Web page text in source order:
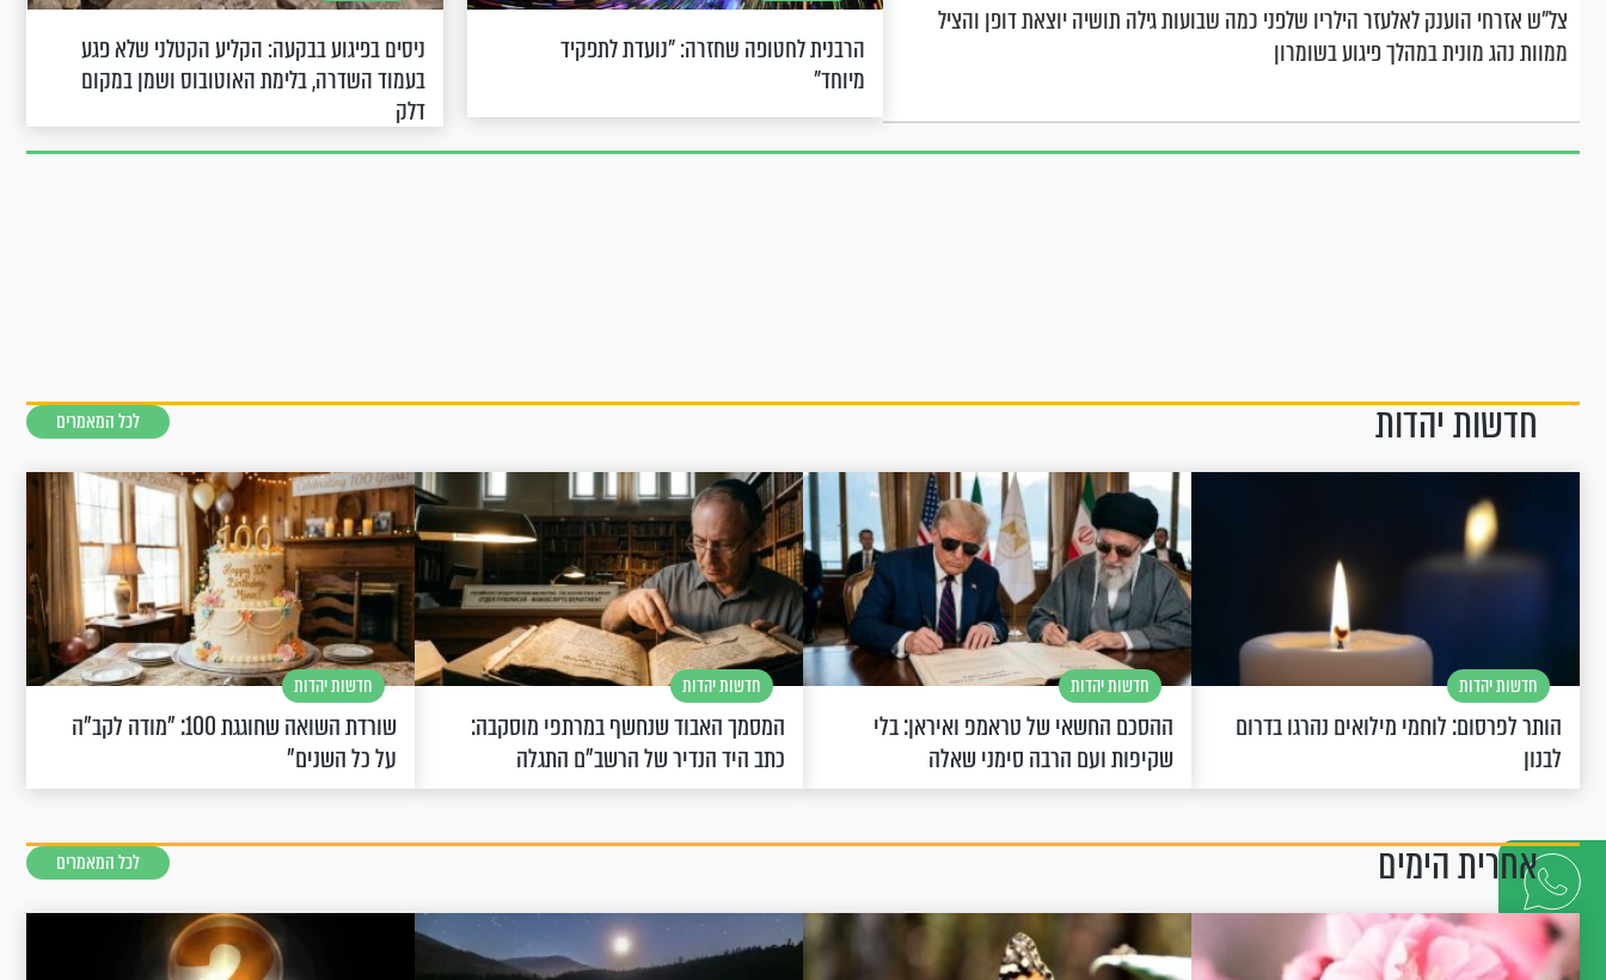
דברו
איתנו
צל"ש אזרחי הוענק לאלעזר הילריו שלפני כמה שבועות גילה תושיה יוצאת דופן והציל
ממוות נהג מונית במהלך פיגוע בשומרון
הרבנית לחטופה שחזרה: "נועדת לתפקיד
מיוחד"
ניסים בפיגוע בבקעה: הקליע הקטלני שלא פגע
בעמוד השדרה, בלימת האוטובוס ושמן במקום
דלק
חדשות יהדות לכל המאמרים
חדשות יהדות
הותר לפרסום: לוחמי מילואים נהרגו בדרום
לבנון
חדשות יהדות
ההסכם החשאי של טראמפ ואיראן: בלי
שקיפות ועם הרבה סימני שאלה
חדשות יהדות
המסמך האבוד שנחשף במרתפי מוסקבה:
כתב היד הנדיר של הרשב"ם התגלה
חדשות יהדות
שורדת השואה שחוגגת 100: "מודה לקב"ה
על כל השנים"
אחרית הימים לכל המאמרים